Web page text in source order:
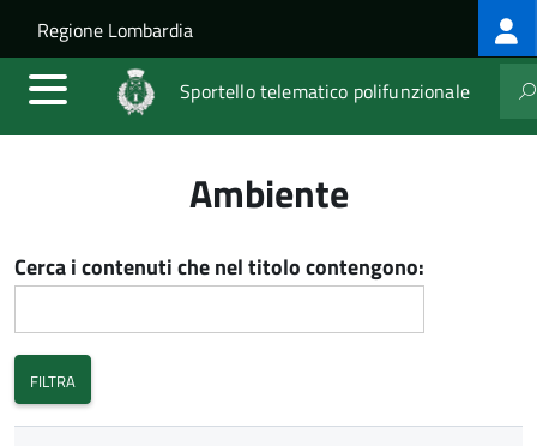
Salta al contenuto principale
Skip to site navigation
Regione Lombardia
Sportello telematico polifunzionale
Ambiente
Cerca i contenuti che nel titolo contengono: